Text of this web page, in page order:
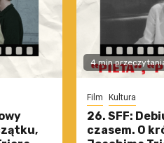
4 min
Film Kultura
26. SFF:
czasem. O